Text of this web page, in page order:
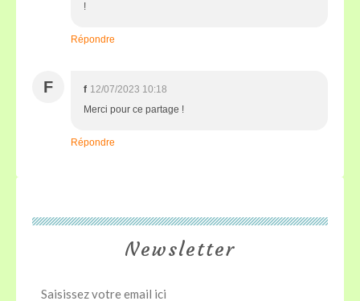
!
Répondre
F f 12/07/2023 10:18
Merci pour ce partage !
Répondre
Newsletter